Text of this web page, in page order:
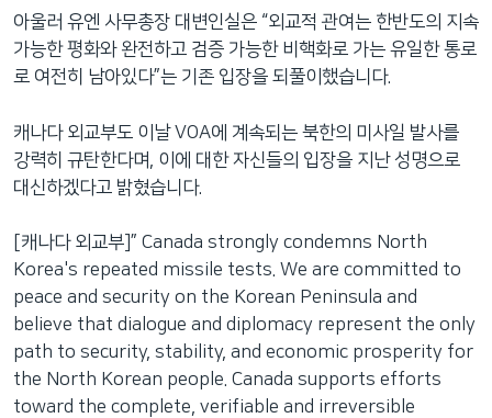
아울러 유엔 사무총장 대변인실은 “외교적 관여는 한반도의 지속
가능한 평화와 완전하고 검증 가능한 비핵화로 가는 유일한 통로
로 여전히 남아있다”는 기존 입장을 되풀이했습니다.
캐나다 외교부도 이날 VOA에 계속되는 북한의 미사일 발사를
강력히 규탄한다며, 이에 대한 자신들의 입장을 지난 성명으로
대신하겠다고 밝혔습니다.
[캐나다 외교부]” Canada strongly condemns North
Korea's repeated missile tests. We are committed to
peace and security on the Korean Peninsula and
believe that dialogue and diplomacy represent the only
path to security, stability, and economic prosperity for
the North Korean people. Canada supports efforts
toward the complete, verifiable and irreversible